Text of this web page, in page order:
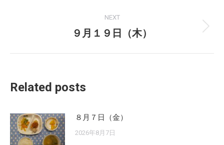
NEXT
Next
９月１９日（木）
Related posts
８月７日（金）
2026年8月7日